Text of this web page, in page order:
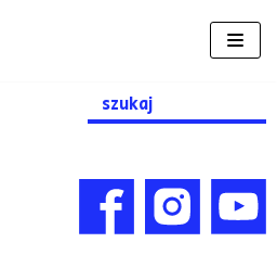
Search
for: